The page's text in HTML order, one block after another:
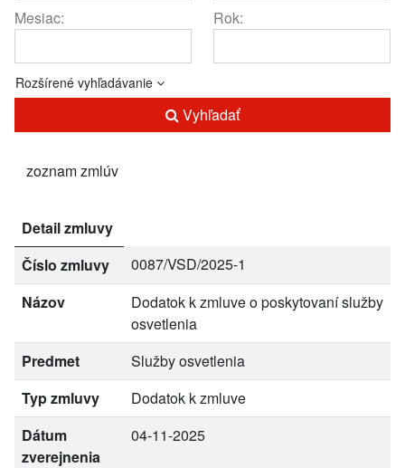
Mesiac: Rok:
Rozšírené vyhľadávanie
Vyhľadať
zoznam zmlúv
Detail zmluvy
Číslo zmluvy
0087/VSD/2025-1
Názov
Dodatok k zmluve o poskytovaní služby
osvetlenia
Predmet
Služby osvetlenia
Typ zmluvy
Dodatok k zmluve
Dátum
zverejnenia
04-11-2025